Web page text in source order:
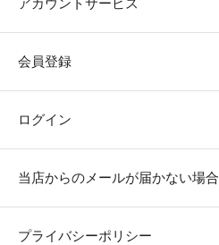
アカウントサービス
会員登録
ログイン
当店からのメールが届かない場合
プライバシーポリシー